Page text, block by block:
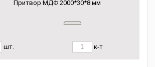
Притвор МДФ 2000*30*8 мм
шт. к-т